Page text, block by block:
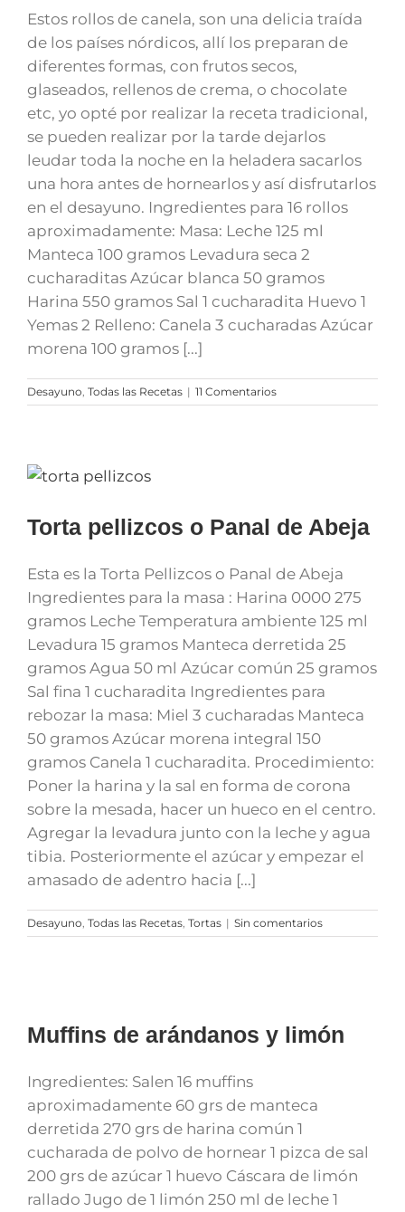
Estos rollos de canela, son una delicia traída
de los países nórdicos, allí los preparan de
diferentes formas, con frutos secos,
glaseados, rellenos de crema, o chocolate
etc, yo opté por realizar la receta tradicional,
se pueden realizar por la tarde dejarlos
leudar toda la noche en la heladera sacarlos
una hora antes de hornearlos y así disfrutarlos
en el desayuno. Ingredientes para 16 rollos
aproximadamente: Masa: Leche 125 ml
Manteca 100 gramos Levadura seca 2
cucharaditas Azúcar blanca 50 gramos
Harina 550 gramos Sal 1 cucharadita Huevo 1
Yemas 2 Relleno: Canela 3 cucharadas Azúcar
morena 100 gramos [...]
Desayuno Todas las Recetas | 11 Comentarios
Torta pellizcos o Panal de Abeja
Esta es la Torta Pellizcos o Panal de Abeja
Ingredientes para la masa : Harina 0000 275
gramos Leche Temperatura ambiente 125 ml
Levadura 15 gramos Manteca derretida 25
gramos Agua 50 ml Azúcar común 25 gramos
Sal fina 1 cucharadita Ingredientes para
rebozar la masa: Miel 3 cucharadas Manteca
50 gramos Azúcar morena integral 150
gramos Canela 1 cucharadita. Procedimiento:
Poner la harina y la sal en forma de corona
sobre la mesada, hacer un hueco en el centro.
Agregar la levadura junto con la leche y agua
tibia. Posteriormente el azúcar y empezar el
amasado de adentro hacia [...]
Desayuno Todas las Recetas Tortas | Sin comentarios
Muffins de arándanos y limón
Ingredientes: Salen 16 muffins
aproximadamente 60 grs de manteca
derretida 270 grs de harina común 1
cucharada de polvo de hornear 1 pizca de sal
200 grs de azúcar 1 huevo Cáscara de limón
rallado Jugo de 1 limón 250 ml de leche 1